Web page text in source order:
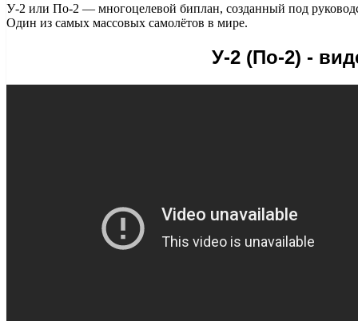
У-2 или По-2 — многоцелевой биплан, созданный под
Один из самых массовых самолётов в мире.
У-2 (По-2) -